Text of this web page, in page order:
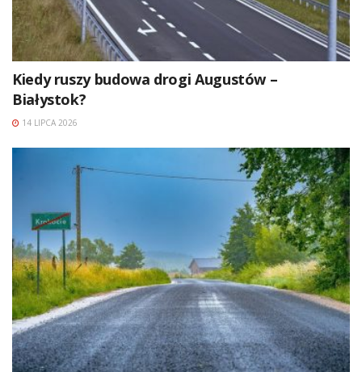
Kiedy ruszy budowa drogi Augustów –
Białystok?
14 LIPCA 2026